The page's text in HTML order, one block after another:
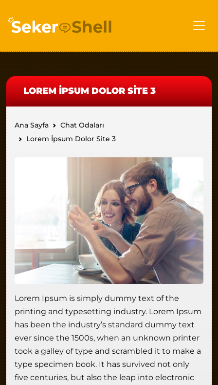
LOREM İPSUM DOLOR SITE 3
Ana Sayfa
Chat Odaları
Lorem İpsum Dolor Site 3
Lorem Ipsum is simply dummy text of the
printing and typesetting industry. Lorem Ipsum
has been the industry’s standard dummy text
ever since the 1500s, when an unknown printer
took a galley of type and scrambled it to make a
type specimen book. It has survived not only
five centuries, but also the leap into electronic